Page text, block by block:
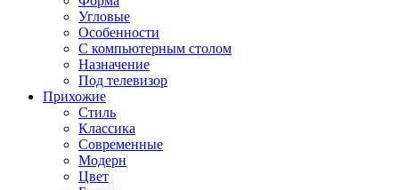
Угловые
Особенности
С компьютерным столом
Назначение
Под телевизор
Прихожие
Стиль
Классика
Современные
Модерн
Цвет